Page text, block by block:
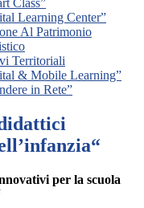
Class”
Learning Center”
Al Patrimonio
Territoriali
& Mobile Learning”
in Rete”
per la scuola